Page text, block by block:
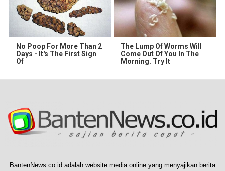
No Poop For More Than 2
Days - It's The First Sign
Of
The Lump Of Worms Will
Come Out Of You In The
Morning. Try It
BantenNews.co.id adalah website media online yang menyajikan berita